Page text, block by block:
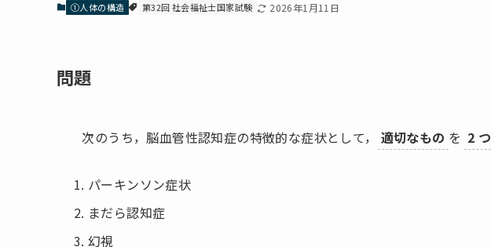
①人体の構造 第32回 社会福祉士国家試験 2026年1月11日
問題
次のうち，脳血管性認知症の特徴的な症状として， 適切なもの を 2 つ
パーキンソン症状
まだら認知症
幻視